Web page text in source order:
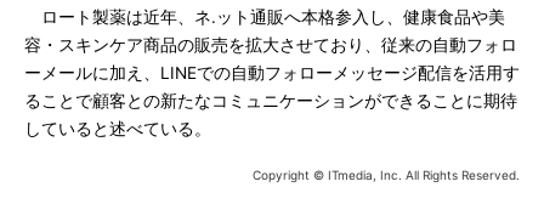
ロート製薬は近年、ネ.ット通販へ本格参入し、健康食品や美
容・スキンケア商品の販売を拡大させており、従来の自動フォロ
ーメールに加え、LINEでの自動フォローメッセージ配信を活用す
ることで顧客との新たなコミュニケーションができることに期待
していると述べている。
Copyright © ITmedia, Inc. All Rights Reserved.